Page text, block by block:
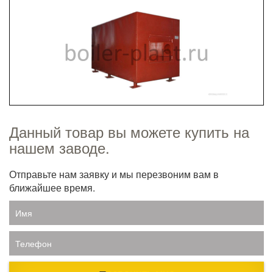
Данный товар вы можете купить на
нашем заводе.
Отправьте нам заявку и мы перезвоним вам в
ближайшее время.
Имя
Телефон